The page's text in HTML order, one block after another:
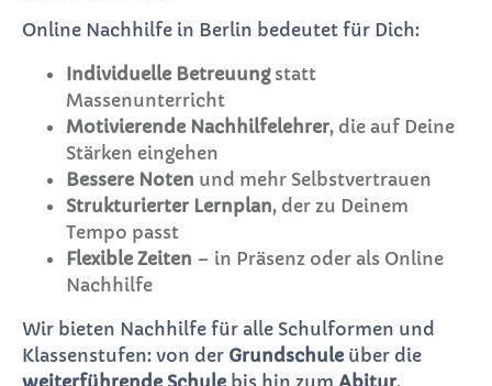
Online Nachhilfe in Berlin bedeutet für Dich:
Individuelle Betreuungstatt
Massenunterricht
Motivierende Nachhilfelehrer, die auf Deine
Stärken eingehen
Bessere Noten und mehr Selbstvertrauen
Strukturierter Lernplan, der zu Deinem
Tempo passt
Flexible Zeiten – in Präsenz oder als Online
Nachhilfe
Wir bieten Nachhilfe für alle Schulformen und
Klassenstufen: von der Grundschule über die
weiterführende Schule bis hin zum Abitur.